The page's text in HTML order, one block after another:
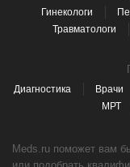
Гинекологи
Травматологи
Диагностика Врачи
МРТ
Meds.ru поможет вам